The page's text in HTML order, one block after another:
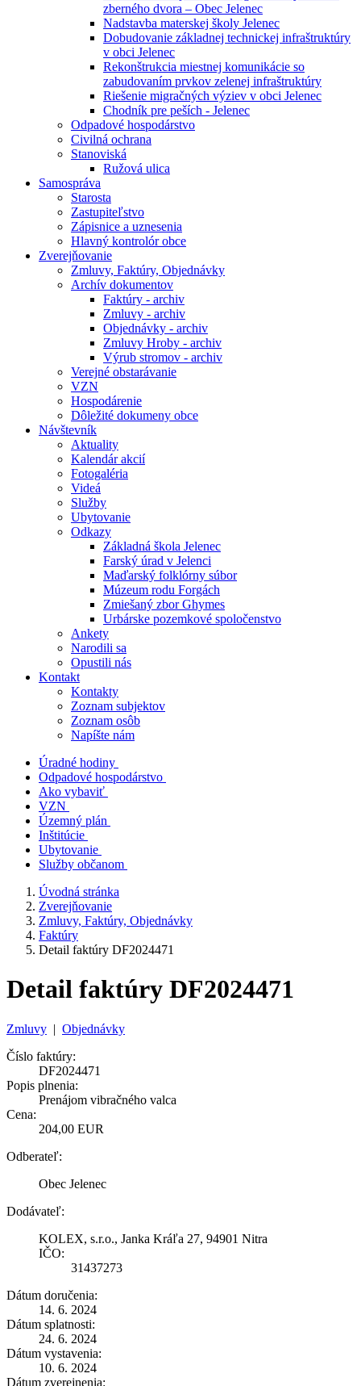
zberného dvora – Obec Jelenec
Nadstavba materskej školy Jelenec
Dobudovanie základnej technickej infraštruktúry
v obci Jelenec
Rekonštrukcia miestnej komunikácie so
zabudovaním prvkov zelenej infraštruktúry
Riešenie migračných výziev v obci Jelenec
Chodník pre peších - Jelenec
Odpadové hospodárstvo
Civilná ochrana
Stanoviská
Ružová ulica
Samospráva
Starosta
Zastupiteľstvo
Zápisnice a uznesenia
Hlavný kontrolór obce
Zverejňovanie
Zmluvy, Faktúry, Objednávky
Archív dokumentov
Faktúry - archiv
Zmluvy - archiv
Objednávky - archiv
Zmluvy Hroby - archiv
Výrub stromov - archiv
Verejné obstarávanie
VZN
Hospodárenie
Dôležité dokumeny obce
Návštevník
Aktuality
Kalendár akcií
Fotogaléria
Videá
Služby
Ubytovanie
Odkazy
Základná škola Jelenec
Farský úrad v Jelenci
Maďarský folklórny súbor
Múzeum rodu Forgách
Zmiešaný zbor Ghymes
Urbárske pozemkové spoločenstvo
Ankety
Narodili sa
Opustili nás
Kontakt
Kontakty
Zoznam subjektov
Zoznam osôb
Napíšte nám
Úradné hodiny
Odpadové hospodárstvo
Ako vybaviť
VZN
Územný plán
Inštitúcie
Ubytovanie
Služby občanom
Úvodná stránka
Zverejňovanie
Zmluvy, Faktúry, Objednávky
Faktúry
Detail faktúry DF2024471
Detail faktúry DF2024471
Zmluvy | Objednávky
Číslo faktúry:
DF2024471
Popis plnenia:
Prenájom vibračného valca
Cena:
204,00 EUR
Odberateľ:
Obec Jelenec
Dodávateľ:
KOLEX, s.r.o., Janka Kráľa 27, 94901 Nitra
IČO:
31437273
Dátum doručenia:
14. 6. 2024
Dátum splatnosti:
24. 6. 2024
Dátum vystavenia:
10. 6. 2024
Dátum zverejnenia: